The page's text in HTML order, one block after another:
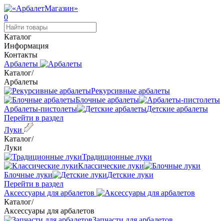
0
Каталог
Информация
Контакты
Арбалеты
Каталог/
Арбалеты
Рекурсивные арбалеты
Блочные арбалеты
Арбалеты-пистолеты
Детские арбалеты
Перейти в раздел
Луки
Каталог/
Луки
Традиционные луки
Классические луки
Блочные луки
Детские луки
Перейти в раздел
Аксессуары для арбалетов
Каталог/
Аксессуары для арбалетов